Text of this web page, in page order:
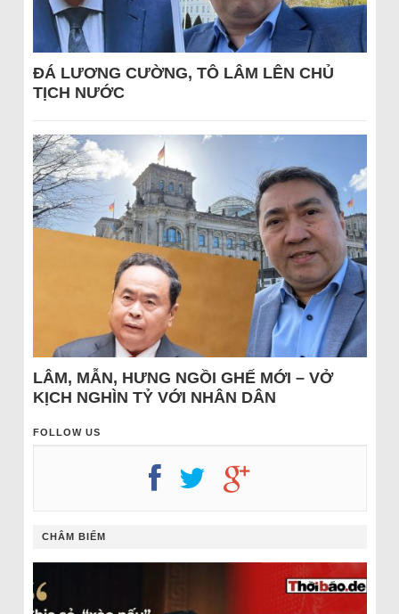
ĐÁ LƯƠNG CƯỜNG, TÔ LÂM LÊN CHỦ
TỊCH NƯỚC
LÂM, MẪN, HƯNG NGỒI GHẾ MỚI – VỞ
KỊCH NGHÌN TỶ VỚI NHÂN DÂN
FOLLOW US
CHÂM BIẾM